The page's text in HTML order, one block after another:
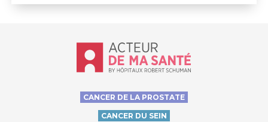
Accueil - Acteur de ma santé, by
CANCER DE LA PROSTATE
CANCER DU SEIN